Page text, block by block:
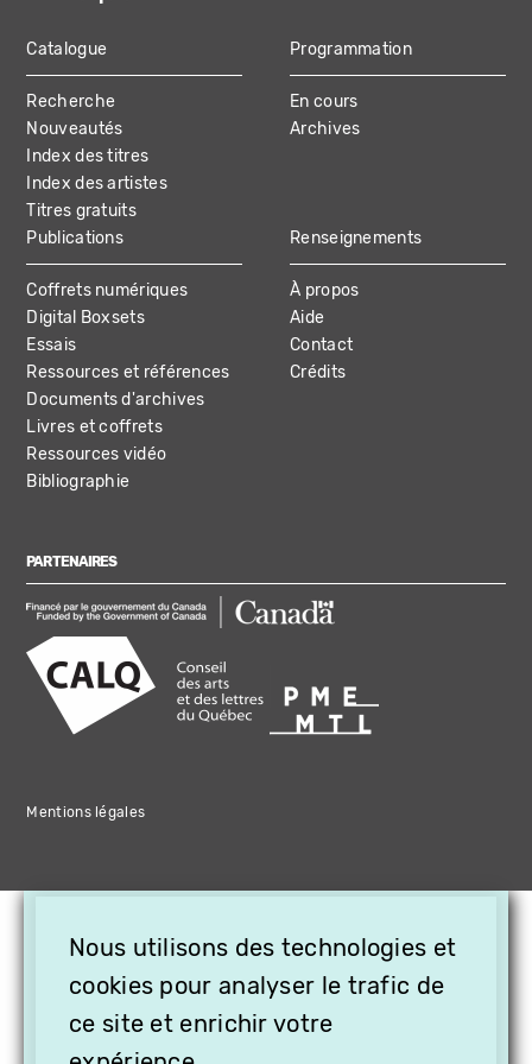
MAIN
NAVIGATION
Catalogue
Recherche
Nouveautés
Index des titres
Index des artistes
Titres gratuits
Programmation
En cours
Archives
Publications
Coffrets numériques
Digital Boxsets
Essais
Ressources et références
Documents d'archives
Livres et coffrets
Ressources vidéo
Bibliographie
Renseignements
À propos
Aide
Contact
Crédits
PARTENAIRES
Mentions légales
Nous utilisons des technologies et
cookies pour analyser le trafic de
ce site et enrichir votre
OFFREZ LA VIDÉO EN
CADEAU, ABONNEZ VOS
PROCHES À VITHÈQUE !